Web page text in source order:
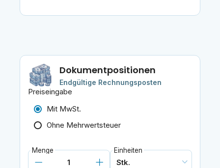
Dokumentpositionen
Endgültige Rechnungsposten
Preiseingabe
Mit MwSt.
Ohne Mehrwertsteuer
Menge Einheiten